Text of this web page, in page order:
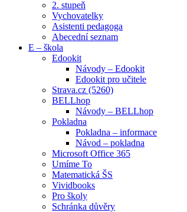
2. stupeň
Vychovatelky
Asistenti pedagoga
Abecední seznam
E – škola
Edookit
Návody – Edookit
Edookit pro učitele
Strava.cz (5260)
BELLhop
Návody – BELLhop
Pokladna
Pokladna – informace
Návod – pokladna
Microsoft Office 365
Umíme To
Matematická ŠS
Vividbooks
Pro školy
Schránka důvěry